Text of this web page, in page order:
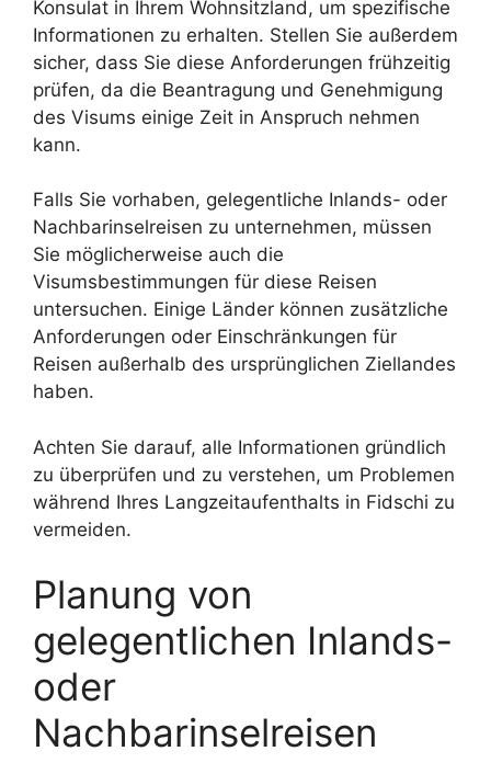
Konsulat in Ihrem Wohnsitzland, um spezifische
Informationen zu erhalten. Stellen Sie außerdem
sicher, dass Sie diese Anforderungen frühzeitig
prüfen, da die Beantragung und Genehmigung
des Visums einige Zeit in Anspruch nehmen
kann.
Falls Sie vorhaben, gelegentliche Inlands- oder
Nachbarinselreisen zu unternehmen, müssen
Sie möglicherweise auch die
Visumsbestimmungen für diese Reisen
untersuchen. Einige Länder können zusätzliche
Anforderungen oder Einschränkungen für
Reisen außerhalb des ursprünglichen Ziellandes
haben.
Achten Sie darauf, alle Informationen gründlich
zu überprüfen und zu verstehen, um Problemen
während Ihres Langzeitaufenthalts in Fidschi zu
vermeiden.
Planung von
gelegentlichen Inlands-
oder
Nachbarinselreisen